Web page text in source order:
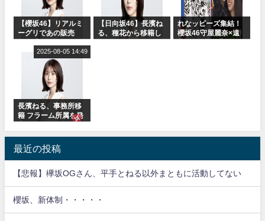
【櫻坂46】リアルミ
ーグリであの販売
Break』オフィシャ
ルグッズ解禁
【日向坂46】長濱ね
る、種花から移籍し
れなッピーズ集結！
櫻坂46守屋麗奈×遠
長濱ねる、事務所移
籍 フラーム所属を発
2025-08-05 14:49
最近の投稿
【悲報】欅坂OGさん、平手とねる以外まともに活動してない
櫻坂、新体制・・・・・